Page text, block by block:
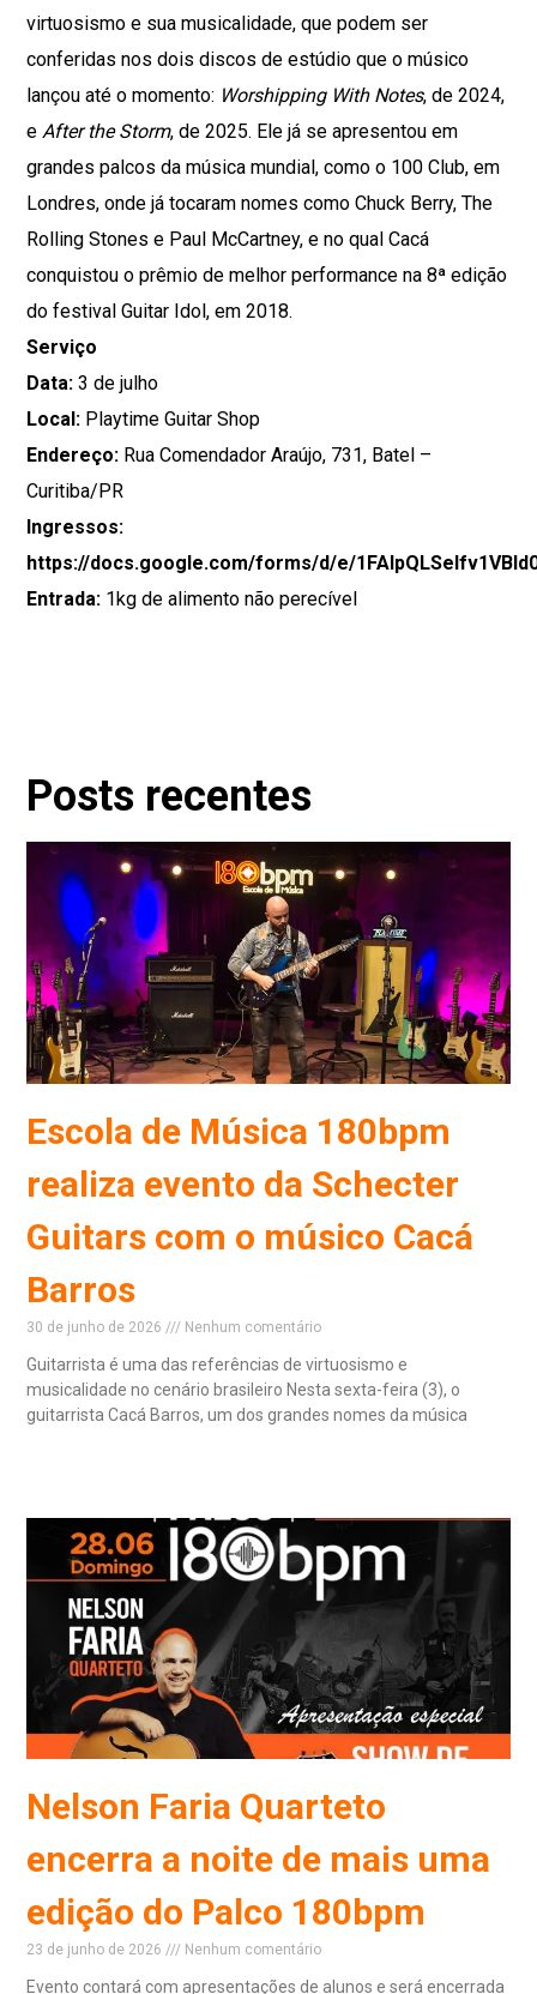
virtuosismo e sua musicalidade, que podem ser
conferidas nos dois discos de estúdio que o músico
lançou até o momento: Worshipping With Notes, de 2024,
eAfter the Storm, de 2025. Ele já se apresentou em
grandes palcos da música mundial, como o 100 Club, em
Londres, onde já tocaram nomes como Chuck Berry, The
Rolling Stones e Paul McCartney, e no qual Cacá
conquistou o prêmio de melhor performance na 8ª edição
do festival Guitar Idol, em 2018.
Serviço
Data: 3 de julho
Local: Playtime Guitar Shop
Endereço: Rua Comendador Araújo, 731, Batel –
Curitiba/PR
Ingressos:
https://docs.google.com/forms/d/e/
Entrada: 1kg de alimento não perecível
Posts recentes
Escola de Música 180bpm
realiza evento da Schecter
Guitars com o músico Cacá
Barros
30 de junho de 2026 Nenhum comentário
Guitarrista é uma das referências de virtuosismo e
musicalidade no cenário brasileiro Nesta sexta-feira (3), o
guitarrista Cacá Barros, um dos grandes nomes da música
Nelson Faria Quarteto
encerra a noite de mais uma
edição do Palco 180bpm
23 de junho de 2026 Nenhum comentário
Evento contará com apresentações de alunos e será encerrada